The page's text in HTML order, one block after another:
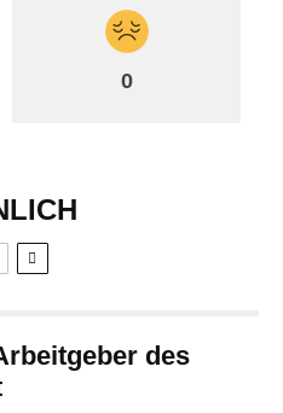
0
des